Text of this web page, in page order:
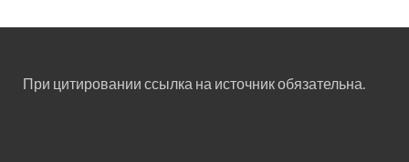
При цитировании ссылка на источник обязательна.